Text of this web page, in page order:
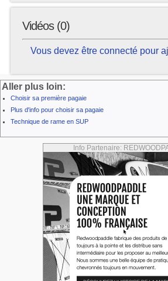
Vidéos (0)
Vous devez être connecté pour
Aller plus loin:
Choisir sa première pagaie
Plus d'info pour choisir sa pagaie
Technique de rame en SUP
Info Partenaire: